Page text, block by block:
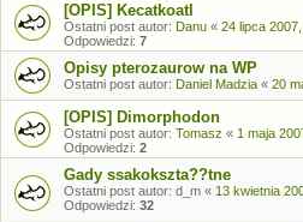
[OPIS] Kecatkoatl
Ostatni post autor: Danu « 24 lipca
Odpowiedzi: 7
Opisy pterozaurow na WP
Ostatni post autor: Daniel Madzia « 20
[OPIS] Dimorphodon
Ostatni post autor: Tomasz « 1 maja
Odpowiedzi: 2
Gady ssakokszta??tne
Ostatni post autor: d_m « 13 kwietnia
Odpowiedzi: 32